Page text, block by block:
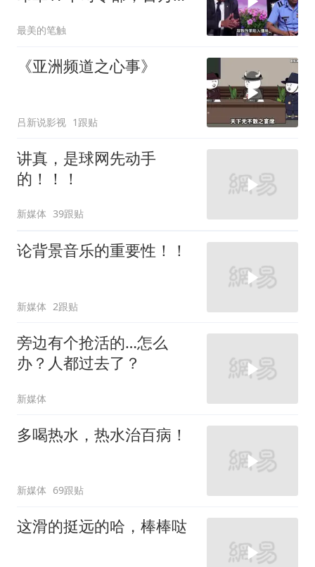
最美的笔触
《亚洲频道之心事》
吕新说影视 1跟贴
讲真，是球网先动手
的！！！
新媒体 39跟贴
论背景音乐的重要性！！
新媒体 2跟贴
旁边有个抢活的…怎么
办？人都过去了？
新媒体
多喝热水，热水治百病！
新媒体 69跟贴
这滑的挺远的哈，棒棒哒